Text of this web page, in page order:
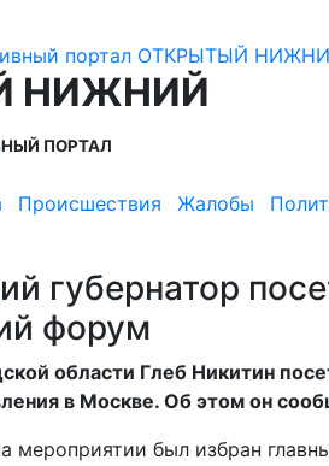
НИЖНИЙ
ПОРТАЛ
Происшествия Жалобы
губернатор
форум
области Глеб Никитин
в Москве. Об этом он
мероприятии был избран